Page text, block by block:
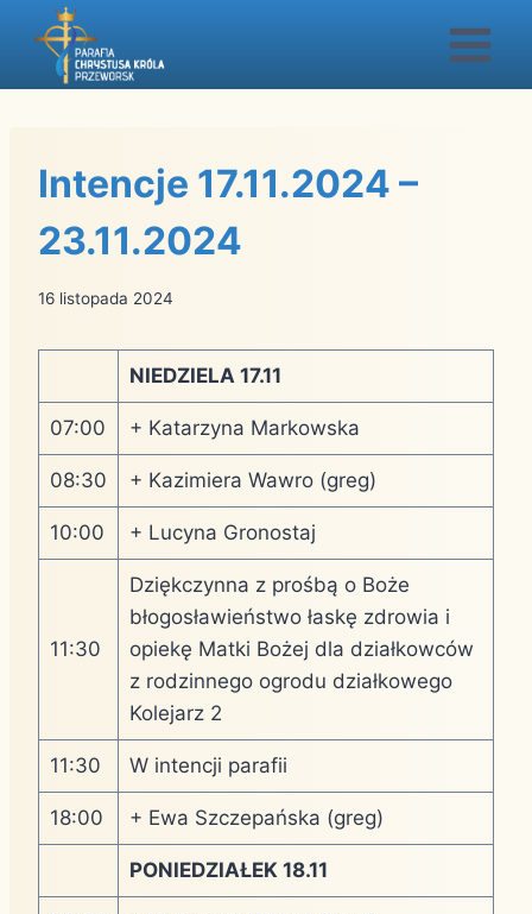
Przejdź
Intencje 17.11.2024 –
23.11.2024
16 listopada 2024
NIEDZIELA 17.11
07:00 + Katarzyna Markowska
08:30 + Kazimiera Wawro (greg)
10:00 + Lucyna Gronostaj
11:30
Dziękczynna z prośbą o Boże
błogosławieństwo łaskę zdrowia i
opiekę Matki Bożej dla działkowców
z rodzinnego ogrodu działkowego
Kolejarz 2
11:30 W intencji parafii
18:00 + Ewa Szczepańska (greg)
PONIEDZIAŁEK 18.11